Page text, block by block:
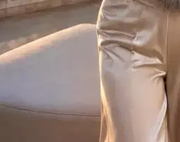
a 6,3 km di distanza
30 €da
Si è preso cura di